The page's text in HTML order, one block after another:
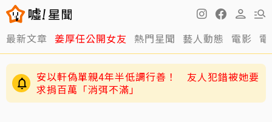
最新文章 姜厚任公開女友 熱門星聞 藝人動態 電影
安以軒偽單親4年半低調行善！ 友人犯錯被她要
求捐百萬「消弭不滿」